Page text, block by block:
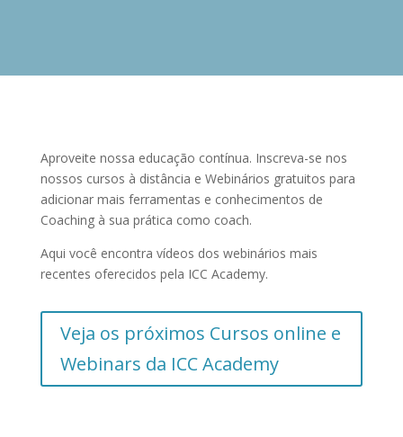
Aproveite nossa educação contínua. Inscreva-se nos
nossos cursos à distância e Webinários gratuitos para
adicionar mais ferramentas e conhecimentos de
Coaching à sua prática como coach.
Aqui você encontra vídeos dos webinários mais
recentes oferecidos pela ICC Academy.
Veja os próximos Cursos online e
Webinars da ICC Academy